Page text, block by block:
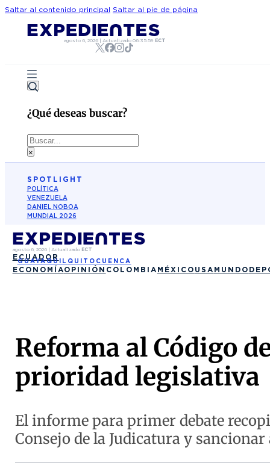
Saltar al contenido principal Saltar al pie de página
agosto 6, 2026| Actualizado 06:35:59 ECT
¿Qué deseas buscar?
Buscar
×
SPOTLIGHT
POLÍTICA
VENEZUELA
DANIEL NOBOA
MUNDIAL 2026
agosto 6, 2026| Actualizado ECT
ECUADOR
GUAYAQUIL QUITO CUENCA
ECONOMÍAOPINIÓN COLOMBIA MÉXICO USA MUNDO
Reforma al Código
prioridad legislativa
El informe para primer debate
Consejo de la Judicatura y